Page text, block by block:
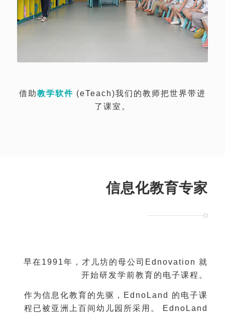
借助教学软件 (eTeach)我们的教师把世界带进
了课室。
信息化教育专家
早在1991年，才儿坊的母公司Ednovation 就
开始研发学前教育的电子课程。
作为信息化教育的先驱，EdnoLand 的电子课
程已被亚洲上百间幼儿园所采用。 EdnoLand